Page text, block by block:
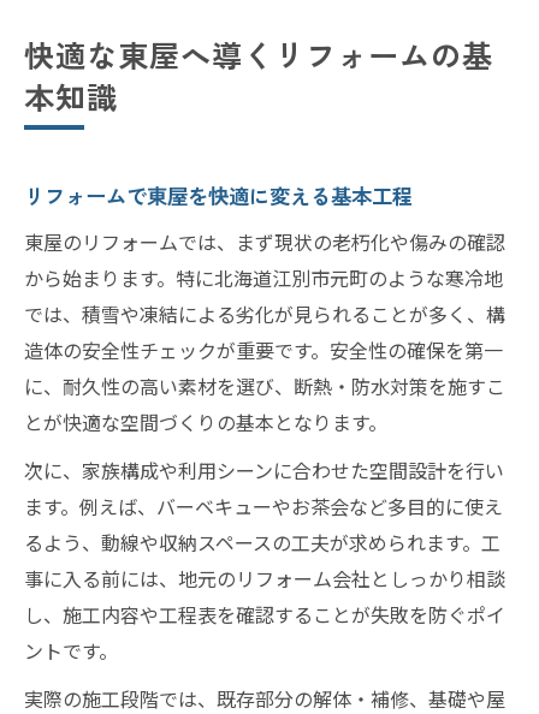
快適な東屋へ導くリフォームの基
本知識
リフォームで東屋を快適に変える基本工程
東屋のリフォームでは、まず現状の老朽化や傷みの確認
から始まります。特に北海道江別市元町のような寒冷地
では、積雪や凍結による劣化が見られることが多く、構
造体の安全性チェックが重要です。安全性の確保を第一
に、耐久性の高い素材を選び、断熱・防水対策を施すこ
とが快適な空間づくりの基本となります。
次に、家族構成や利用シーンに合わせた空間設計を行い
ます。例えば、バーベキューやお茶会など多目的に使え
るよう、動線や収納スペースの工夫が求められます。工
事に入る前には、地元のリフォーム会社としっかり相談
し、施工内容や工程表を確認することが失敗を防ぐポイ
ントです。
実際の施工段階では、既存部分の解体・補修、基礎や屋